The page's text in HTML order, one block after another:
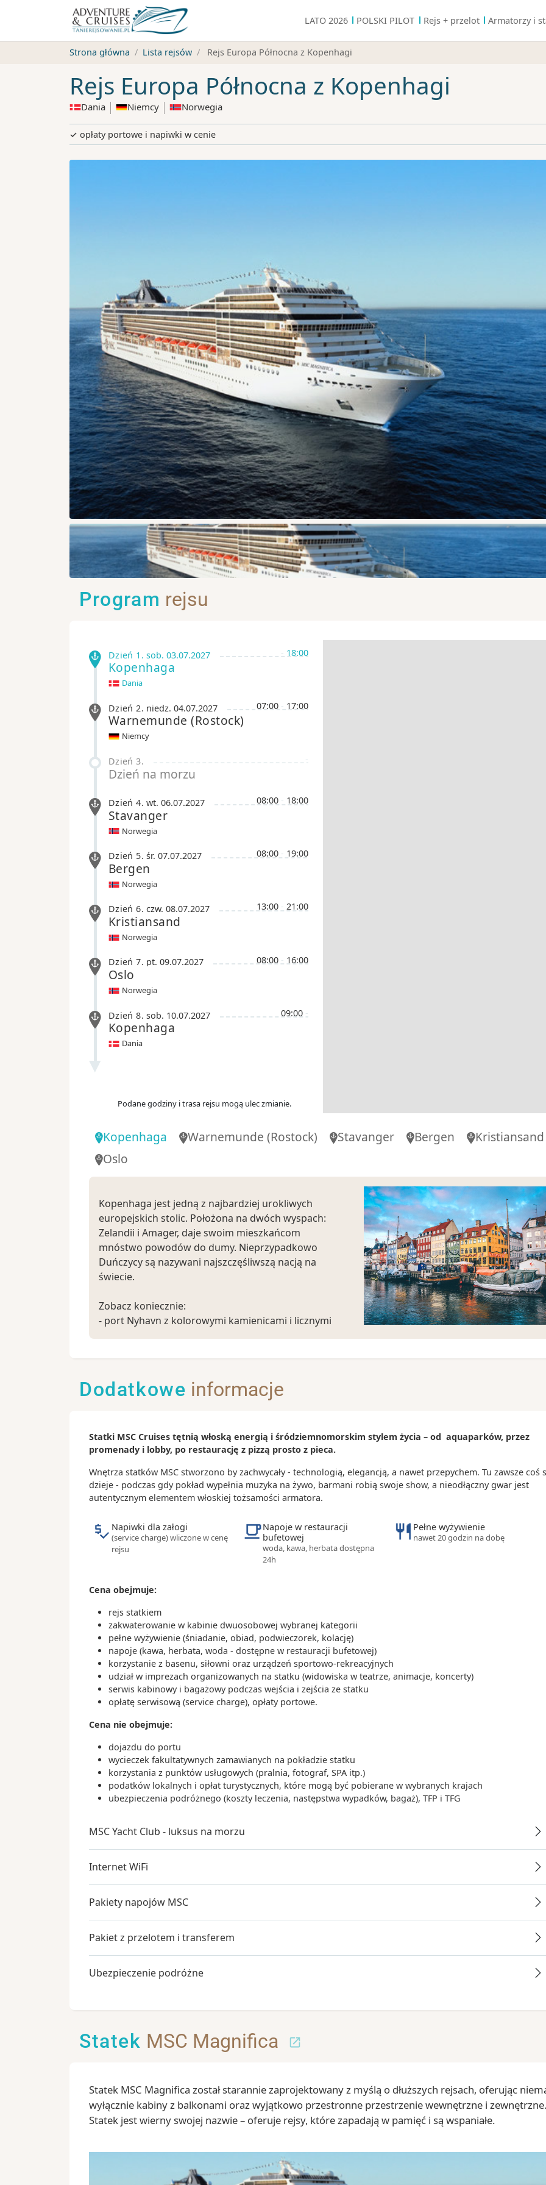
LATO 2026 POLSKI PILOT Rejs + przelot Armatorzy i
Strona główna Lista rejsów Rejs Europa Północna z Kopenhagi
Rejs Europa Północna z Kopenhagi
Dania Niemcy Norwegia
✓ opłaty portowe i napiwki w cenie
Program rejsu
- 18:00
Dzień 1 . sob. 03.07.2027
Kopenhaga
Dania
07:00 - 17:00
Dzień 2. niedz. 04.07.2027
Warnemunde(Rostock)
Niemcy
Dzień 3.
Dzień na morzu
08:00 - 18:00
Dzień 4. wt. 06.07.2027
Stavanger
Norwegia
08:00 - 19:00
Dzień 5. śr. 07.07.2027
Bergen
Norwegia
13:00 - 21:00
Dzień 6. czw. 08.07.2027
Kristiansand
Norwegia
08:00 - 16:00
Dzień 7. pt. 09.07.2027
Oslo
Norwegia
09:00 -
Dzień 8. sob. 10.07.2027
Kopenhaga
Dania
Podane godziny i trasa rejsu mogą ulec zmianie.
Kopenhaga Warnemunde (Rostock) Stavanger Bergen
Kristiansand
Oslo
Kopenhaga jest jedną z najbardziej urokliwych
europejskich stolic. Położona na dwóch wyspach:
Zelandii i Amager, daje swoim mieszkańcom
mnóstwo powodów do dumy. Nieprzypadkowo
Duńczycy są nazywani najszczęśliwszą nacją na
świecie.
Zobacz koniecznie:
- port Nyhavn z kolorowymi kamienicami i licznymi
- pomnik Małej Syrenki
- Pałac Christiansborg
- prawie połowa mieszkańców codziennie korzysta z
roweru
- w mieście znajduje się ponad 100 browarów w tym
Carlsberg
- warto spróbować tradycyjnych duńskich kanapek
pieczywa podawanego z dodatkami
- restauracja Noma została kilkukrotnie uznana
przez czasopismo „Restaurant” za najlepszą na
Dodatkowe informacje
Statki MSC Cruises tętnią włoską energią i śródziemnomorskim stylem życia – od aquaparków, przez
promenady i lobby, po restaurację z pizzą prosto z pieca.
Wnętrza statków MSC stworzono by zachwycały - technologią, elegancją, a nawet przepychem. Tu zawsze coś
dzieje - podczas gdy pokład wypełnia muzyka na żywo, barmani robią swoje show, a nieodłączny gwar jest
autentycznym elementem włoskiej tożsamości armatora.
Napiwki dla załogi
(service charge) wliczone w cenę
rejsu
Napoje w restauracji
bufetowej
woda, kawa, herbata dostępna
24h
Pełne wyżywienie
nawet 20 godzin na dobę
Cena obejmuje:
rejs statkiem
zakwaterowanie w kabinie dwuosobowej wybranej kategorii
pełne wyżywienie (śniadanie, obiad, podwieczorek, kolację)
napoje (kawa, herbata, woda - dostępne w restauracji bufetowej)
korzystanie z basenu, siłowni oraz urządzeń sportowo-rekreacyjnych
udział w imprezach organizowanych na statku (widowiska w teatrze, animacje, koncerty)
serwis kabinowy i bagażowy podczas wejścia i zejścia ze statku
opłatę serwisową (service charge), opłaty portowe.
Cena nie obejmuje:
dojazdu do portu
wycieczek fakultatywnych zamawianych na pokładzie statku
korzystania z punktów usługowych (pralnia, fotograf, SPA itp.)
podatków lokalnych i opłat turystycznych, które mogą być pobierane w wybranych krajach
ubezpieczenia podróżnego (koszty leczenia, następstwa wypadków, bagaż), TFP i TFG
MSC Yacht Club - luksus na morzu
Internet WiFi
Pakiety napojów MSC
Pakiet z przelotem i transferem
Ubezpieczenie podróżne
Statek MSC Magnifica
Statek MSC Magnifica został starannie zaprojektowany z myślą o dłuższych rejsach, oferując
wyłącznie kabiny z balkonami oraz wyjątkowo przestronne przestrzenie wewnętrzne i zewnętrzne.
Statek jest wierny swojej nazwie – oferuje rejsy, które zapadają w pamięć i są wspaniałe.